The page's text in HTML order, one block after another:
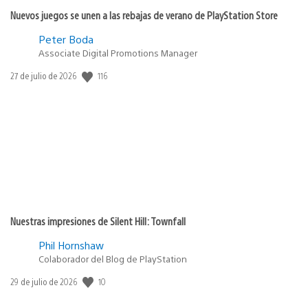
Nuevos juegos se unen a las rebajas de verano de PlayStation Store
Peter Boda
Associate Digital Promotions Manager
Fecha
27 de julio de 2026 116
Nuestras impresiones de Silent Hill: Townfall
Phil Hornshaw
Colaborador del Blog de PlayStation
Fecha
29 de julio de 2026 10